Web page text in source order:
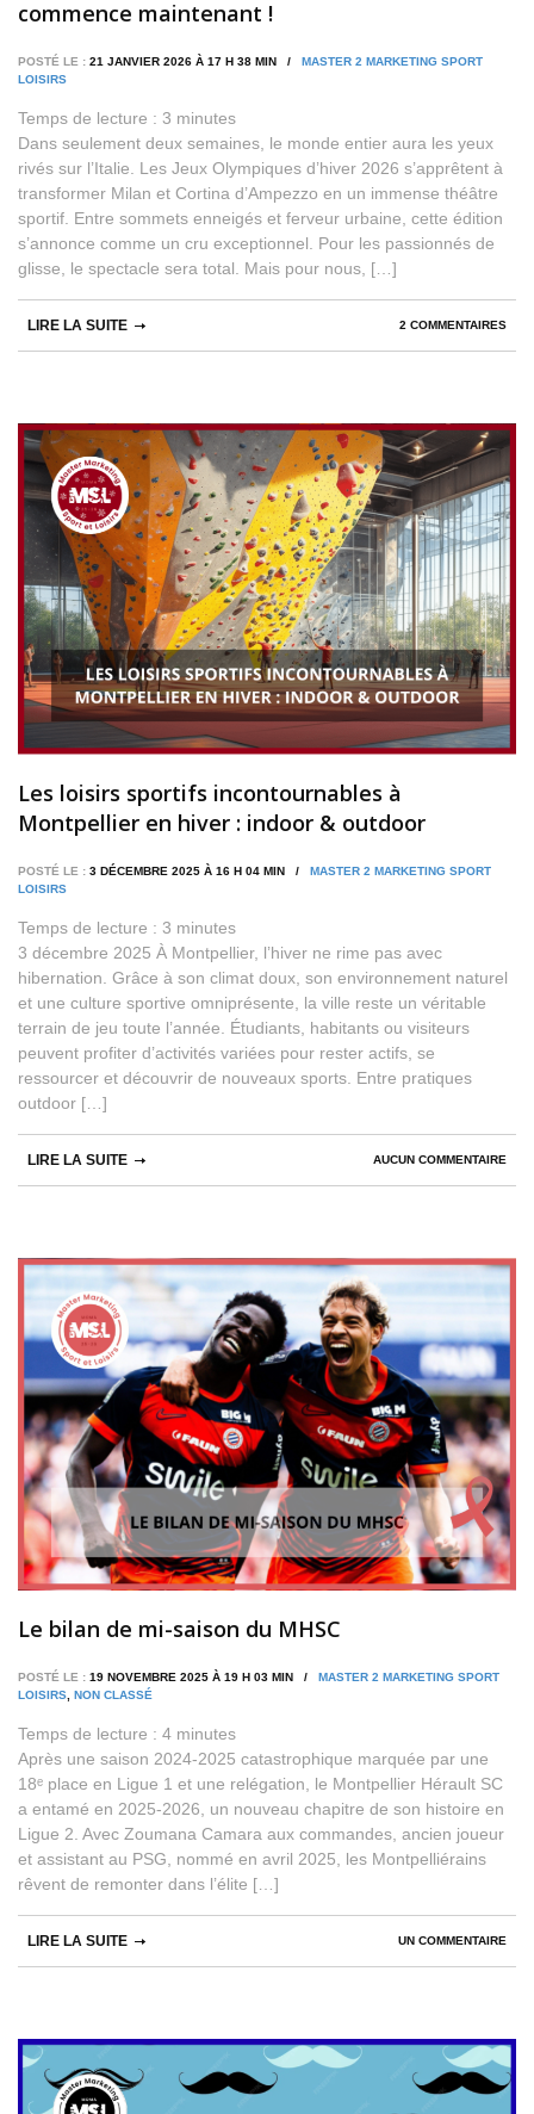
commence maintenant !
POSTÉ LE : 21 JANVIER 2026 À 17 H 38 MIN / MASTER 2 MARKETING SPORT
LOISIRS
Temps de lecture : 3 minutes
Dans seulement deux semaines, le monde entier aura les yeux
rivés sur l’Italie. Les Jeux Olympiques d’hiver 2026 s’apprêtent à
transformer Milan et Cortina d’Ampezzo en un immense théâtre
sportif. Entre sommets enneigés et ferveur urbaine, cette édition
s’annonce comme un cru exceptionnel. Pour les passionnés de
glisse, le spectacle sera total. Mais pour nous, […]
2 COMMENTAIRES
LIRE LA SUITE
Les loisirs sportifs incontournables à
Montpellier en hiver : indoor & outdoor
POSTÉ LE : 3 DÉCEMBRE 2025 À 16 H 04 MIN /
MASTER 2 MARKETING SPORT
LOISIRS
Temps de lecture : 3 minutes
3 décembre 2025 À Montpellier, l’hiver ne rime pas avec
hibernation. Grâce à son climat doux, son environnement naturel
et une culture sportive omniprésente, la ville reste un véritable
terrain de jeu toute l’année. Étudiants, habitants ou visiteurs
peuvent profiter d’activités variées pour rester actifs, se
ressourcer et découvrir de nouveaux sports. Entre pratiques
outdoor […]
AUCUN COMMENTAIRE
LIRE LA SUITE
Le bilan de mi-saison du MHSC
POSTÉ LE : 19 NOVEMBRE 2025 À 19 H 03 MIN / MASTER 2 MARKETING SPORT
LOISIRS NON CLASSÉ
Temps de lecture : 4 minutes
Après une saison 2024-2025 catastrophique marquée par une
18ᵉ place en Ligue 1 et une relégation, le Montpellier Hérault SC
a entamé en 2025-2026, un nouveau chapitre de son histoire en
Ligue 2. Avec Zoumana Camara aux commandes, ancien joueur
et assistant au PSG, nommé en avril 2025, les Montpelliérains
rêvent de remonter dans l’élite […]
UN COMMENTAIRE
LIRE LA SUITE